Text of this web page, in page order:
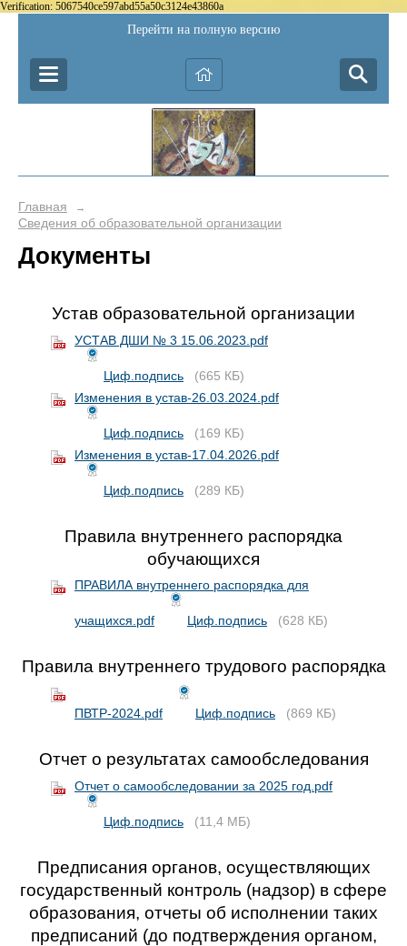
Verification: 5067540ce597abd55a50c3124e43860a
Перейти на полную версию
Главная →
Сведения об образовательной организации
Документы
Устав образовательной организации
УСТАВ ДШИ № 3 15.06.2023.pdf
Циф.подпись
(665 КБ)
Изменения в устав-26.03.2024.pdf
Циф.подпись
(169 КБ)
Изменения в устав-17.04.2026.pdf
Циф.подпись (289 КБ)
Правила внутреннего распорядка
обучающихся
ПРАВИЛА внутреннего распорядка для
учащихся.pdf Циф.подпись (628 КБ)
Правила внутреннего трудового распорядка
ПВТР-2024.pdf Циф.подпись (869 КБ)
Отчет о результатах самообследования
Отчет о самообследовании за 2025 год.pdf
Циф.подпись (11,4 МБ)
Предписания органов, осуществляющих
государственный контроль (надзор) в сфере
образования, отчеты об исполнении таких
предписаний (до подтверждения органом,